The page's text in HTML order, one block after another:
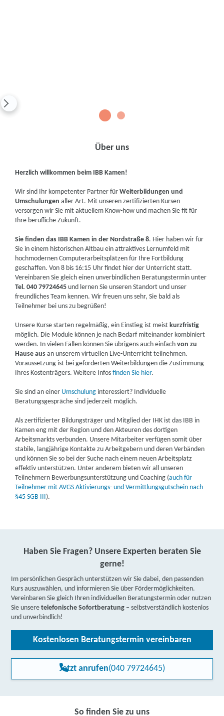
2
Über uns
Herzlich willkommen beim IBB Kamen!
Wir sind Ihr kompetenter Partner fürWeiterbildungen und
Umschulungen aller Art. Mit unseren zertifizierten Kursen
versorgen wir Sie mit aktuellem Know-how und machen Sie fit für
Ihre berufliche Zukunft.
Sie finden das IBB Kamen in der Nordstraße 8. Hier haben wir für
Sie in einem historischen Altbau ein attraktives Lernumfeld mit
hochmodernen Computerarbeitsplätzen für Ihre Fortbildung
geschaffen. Von 8 bis 16:15 Uhr findet hier der Unterricht statt.
Vereinbaren Sie gleich einen unverbindlichen Beratungstermin unter
Tel. 040 79724645 und lernen Sie unseren Standort und unser
freundliches Team kennen. Wir freuen uns sehr, Sie bald als
Teilnehmer bei uns zu begrüßen!
Unsere Kurse starten regelmäßig, ein Einstieg ist meistkurzfristig
möglich. Die Module können je nach Bedarf miteinander kombiniert
werden. In vielen Fällen können Sie übrigens auch einfachvon zu
Hause aus an unserem virtuellen Live-Unterricht teilnehmen.
Voraussetzung ist bei geförderten Weiterbildungen die Zustimmung
Ihres Kostenträgers. Weitere Infosfinden Sie hier.
Sie sind an einer Umschulung interessiert? Individuelle
Beratungsgespräche sind jederzeit möglich.
Als zertifizierter Bildungsträger und Mitglied der IHK ist das IBB in
Kamen eng mit der Region und den Akteuren des dortigen
Arbeitsmarkts verbunden. Unsere Mitarbeiter verfügen somit über
stabile, langjährige Kontakte zu Arbeitgebern und deren Verbänden
und können Sie so bei der Suche nach einem neuen Arbeitsplatz
effektiv unterstützen. Unter anderem bieten wir all unseren
Teilnehmern Bewerbungsunterstützung und Coaching (auch für
Teilnehmer mit AVGS Aktivierungs- und Vermittlungsgutschein nach
§45 SGB III).
Haben Sie Fragen? Unsere Experten beraten Sie
gerne!
Im persönlichen Gespräch unterstützen wir Sie dabei, den passenden
Kurs auszuwählen, und informieren Sie über Fördermöglichkeiten.
Vereinbaren Sie gleich Ihren individuellen Beratungstermin oder nutzen
Sie unseretelefonische Sofortberatung – selbstverständlich kostenlos
und unverbindlich!
Kostenlosen Beratungstermin vereinbaren
Jetzt anrufen(040 79724645)
So finden Sie zu uns